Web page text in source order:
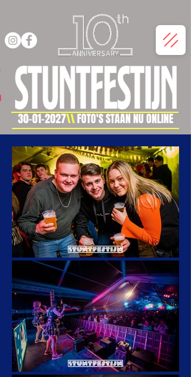
30-01-2027\\FOTO'S STAAN NU ONLINE